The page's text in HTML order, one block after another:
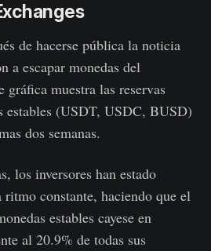
de hacerse pública la noticia
a escapar monedas del
gráfica muestra las reservas
estables (USDT, USDC, BUSD)
dos semanas.
los inversores han estado
ritmo constante, haciendo que el
estables cayese en
al 20.9% de todas sus